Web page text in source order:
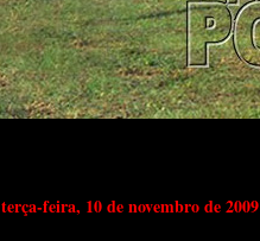
terça-feira, 10 de novembro de 2009